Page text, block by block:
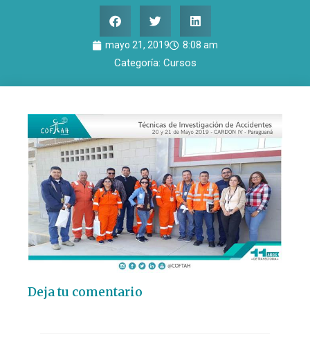
mayo 21, 2019 8:08 am
Categoría: Cursos
Deja tu comentario